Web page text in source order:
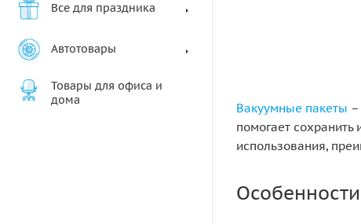
Все для праздника
Автотовары
Товары для офиса и
дома
Вакуумные пакеты
помогает
использования,